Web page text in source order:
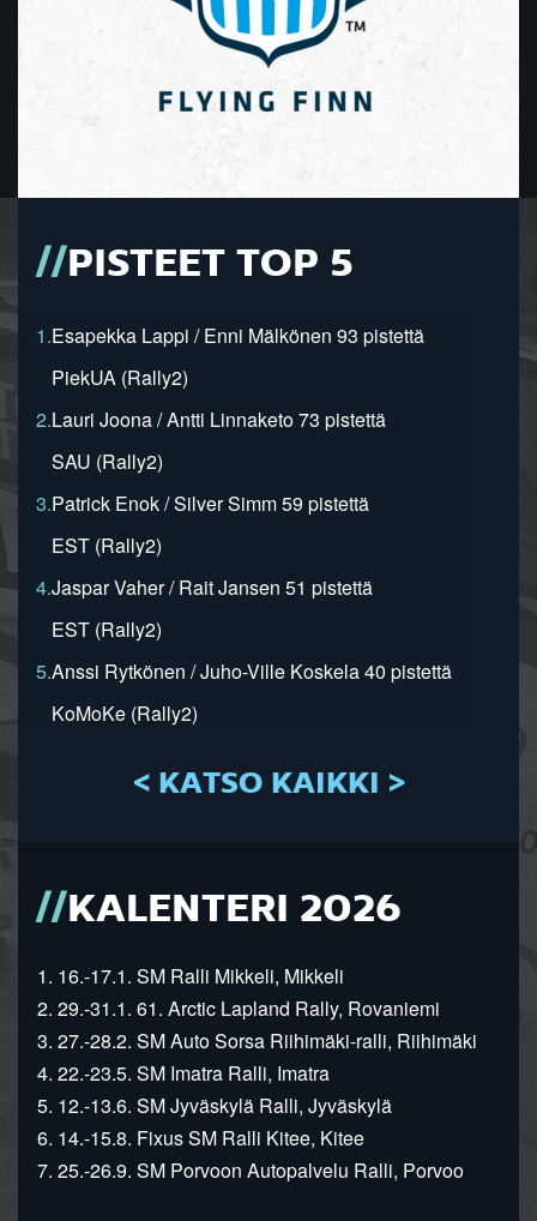
PISTEET TOP 5
1.Esapekka Lappi / Enni Mälkönen 93 pistettä
PiekUA (Rally2)
2.Lauri Joona / Antti Linnaketo 73 pistettä
SAU (Rally2)
3.Patrick Enok / Silver Simm 59 pistettä
EST (Rally2)
4.Jaspar Vaher / Rait Jansen 51 pistettä
EST (Rally2)
5.Anssi Rytkönen / Juho-Ville Koskela 40 pistettä
KoMoKe (Rally2)
< KATSO KAIKKI >
KALENTERI 2026
1. 16.-17.1. SM Ralli Mikkeli, Mikkeli
2. 29.-31.1. 61. Arctic Lapland Rally, Rovaniemi
3. 27.-28.2. SM Auto Sorsa Riihimäki-ralli, Riihimäki
4. 22.-23.5. SM Imatra Ralli, Imatra
5. 12.-13.6. SM Jyväskylä Ralli, Jyväskylä
6. 14.-15.8. Fixus SM Ralli Kitee, Kitee
7. 25.-26.9. SM Porvoon Autopalvelu Ralli, Porvoo